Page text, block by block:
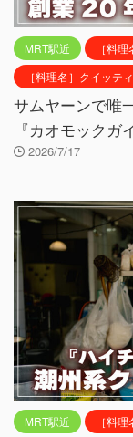
MRT駅近
［料
［料理名］クイッテ
サムヤーンで唯
『カオモックガ
2026/7/17
MRT駅近 ［料